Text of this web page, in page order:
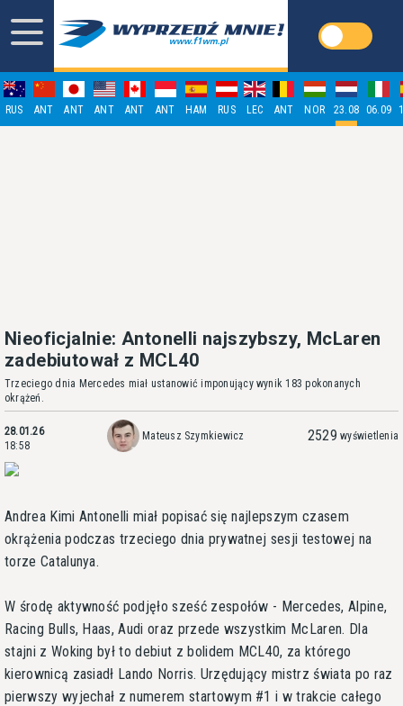
RUS ANT ANT ANT ANT ANT HAM RUS LEC ANT NOR 23.08 06.09
Nieoficjalnie: Antonelli najszybszy, McLaren
zadebiutował z MCL40
Trzeciego dnia Mercedes miał ustanowić imponujący wynik 183 pokonanych
okrążeń.
28.01.26
18:58
Mateusz Szymkiewicz 2529 wyświetlenia
Andrea Kimi Antonelli miał popisać się najlepszym czasem
okrążenia podczas trzeciego dnia prywatnej sesji testowej na
torze Catalunya.
W środę aktywność podjęło sześć zespołów - Mercedes, Alpine,
Racing Bulls, Haas, Audi oraz przede wszystkim McLaren. Dla
stajni z Woking był to debiut z bolidem MCL40, za którego
kierownicą zasiadł Lando Norris. Urzędujący mistrz świata po raz
pierwszy wyjechał z numerem startowym #1 i w trakcie całego